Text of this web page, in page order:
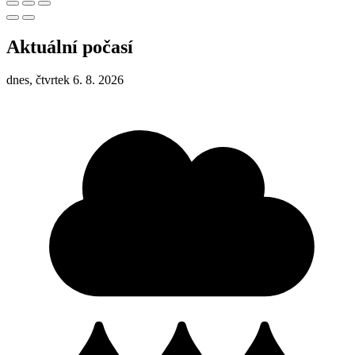
Aktuální počasí
dnes, čtvrtek 6. 8. 2026